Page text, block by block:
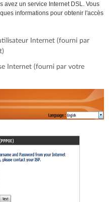
avez un service Internet DSL. Vous
informations pour obtenir l'accès
Internet (fourni par
Internet (fourni par votre